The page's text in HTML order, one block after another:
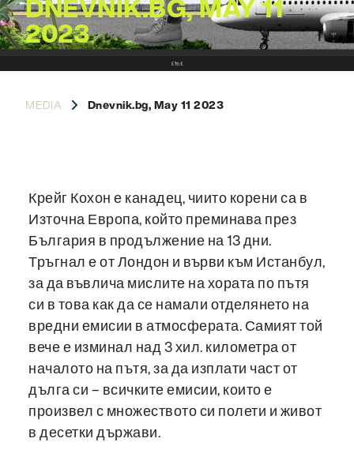
DNEVNIK.BG, MAY 11
2023
MEDIA Dnevnik.bg, May 11 2023
Крейг Кохон е канадец, чиито корени са в
Източна Европа, който преминава през
България в продължение на 13 дни.
Тръгнал е от Лондон и върви към Истанбул,
за да въвлича мислите на хората по пътя
си в това как да се намали отделянето на
вредни емисии в атмосферата. Самият той
вече е изминал над 3 хил. километра от
началото на пътя, за да изплати част от
дълга си – всичките емисии, които е
произвел с множеството си полети и живот
в десетки държави.